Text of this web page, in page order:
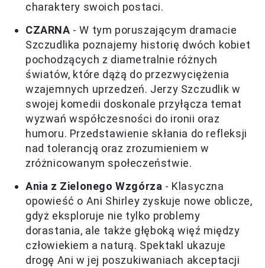
charaktery swoich postaci.
CZARNA - W tym poruszającym dramacie
Szczudlika poznajemy historię dwóch kobiet
pochodzących z diametralnie różnych
światów, które dążą do przezwyciężenia
wzajemnych uprzedzeń. Jerzy Szczudlik w
swojej komedii doskonale przyłącza temat
wyzwań współczesności do ironii oraz
humoru. Przedstawienie skłania do refleksji
nad tolerancją oraz zrozumieniem w
zróżnicowanym społeczeństwie.
Ania z Zielonego Wzgórza - Klasyczna
opowieść o Ani Shirley zyskuje nowe oblicze,
gdyż eksploruje nie tylko problemy
dorastania, ale także głęboką więź między
człowiekiem a naturą. Spektakl ukazuje
drogę Ani w jej poszukiwaniach akceptacji